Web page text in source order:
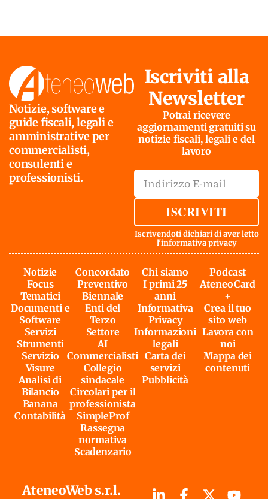
Notizie, software e
guide fiscali, legali e
amministrative per
commercialisti,
consulenti e
professionisti.
Iscriviti alla
Newsletter
Potrai ricevere
aggiornamenti gratuiti su
notizie fiscali, legali e del
lavoro
ISCRIVITI
Iscrivendoti dichiari di aver letto
l'informativa privacy
Notizie
Focus
Tematici
Documenti e
Software
Servizi
Strumenti
Servizio
Visure
Analisi di
Bilancio
Banana
Contabilità
Concordato
Preventivo
Biennale
Enti del
Terzo
Settore
AI
Commercialisti
Collegio
sindacale
Circolari per il
professionista
SimpleProf
Rassegna
normativa
Scadenzario
Chi siamo
I primi 25
anni
Informativa
Privacy
Informazioni
legali
Carta dei
servizi
Pubblicità
Podcast
AteneoCard
+
Crea il tuo
sito web
Lavora con
noi
Mappa dei
contenuti
AteneoWeb s.r.l.